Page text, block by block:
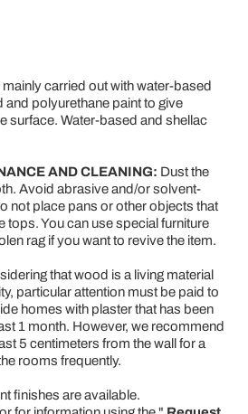
mainly carried out with water-based
polyurethane paint to give
surface. Water-based and shellac
AND CLEANING: Dust the
Avoid abrasive and/or solvent-
not place pans or other objects that
tops. You can use special furniture
rag if you want to revive the item.
that wood is a living material
particular attention must be paid to
homes with plaster that has been
1 month. However, we recommend
5 centimeters from the wall for a
rooms frequently.
finishes are available.